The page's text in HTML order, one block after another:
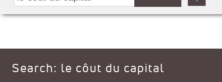
Search: le côut du capital